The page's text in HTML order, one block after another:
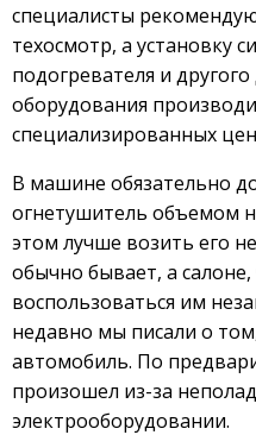
специалисты
техосмотр, а установку
подогревателя и
оборудования
специализированных
В машине обязательно
огнетушитель объемом
этом лучше возить его
обычно бывает, а
воспользоваться им
недавно мы писали о
автомобиль. По
произошел из-за
электрооборудовании.